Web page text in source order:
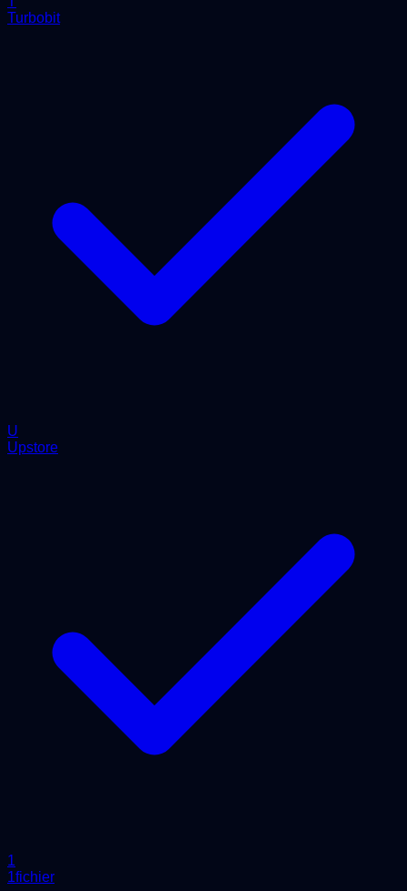
Turbobit
U
Upstore
1
1fichier